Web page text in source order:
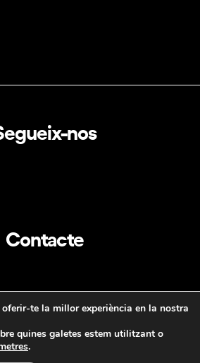
nos
Contacte
CAT ENG
te la millor experiència en la nostra
quines galetes estem utilitzant o
.